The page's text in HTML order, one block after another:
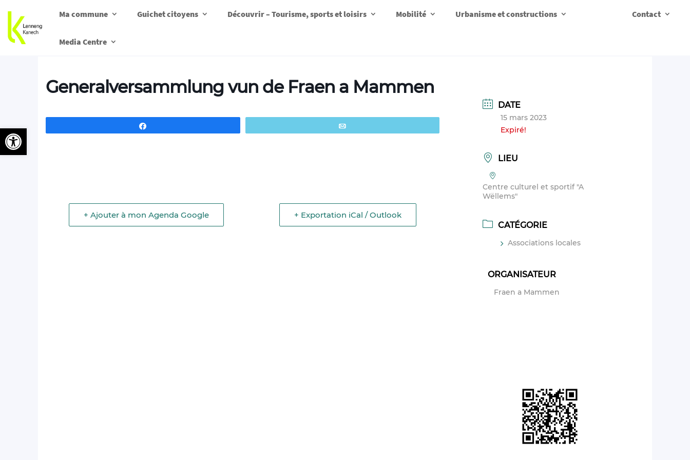
Ma commune Guichet citoyens Découvrir – Tourisme, sports et loisirs Mobilité Urbanisme et constructions Contact
Media Centre
Generalversammlung vun de Fraen a Mammen
+ Ajouter à mon Agenda Google + Exportation iCal / Outlook
DATE
15 mars 2023
Expiré!
LIEU
Centre culturel et sportif "A
Wëllems"
CATÉGORIE
Associations locales
ORGANISATEUR
Fraen a Mammen
Ouvrir la barre d’outils